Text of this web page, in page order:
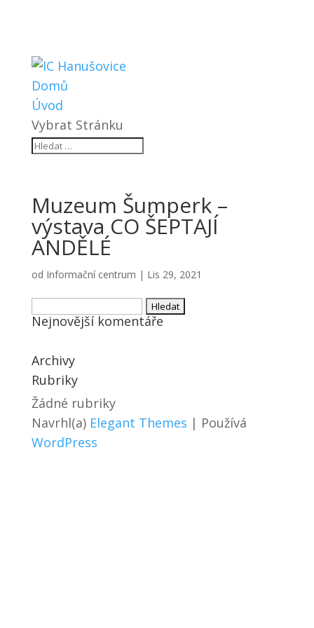
Domů
Úvod
Vybrat Stránku
Muzeum Šumperk –
výstava CO ŠEPTAJÍ
ANDĚLÉ
od Informační centrum | Lis 29, 2021
Vyhledávání
Nejnovější komentáře
Archivy
Rubriky
Žádné rubriky
Navrhl(a) Elegant Themes | Používá
WordPress